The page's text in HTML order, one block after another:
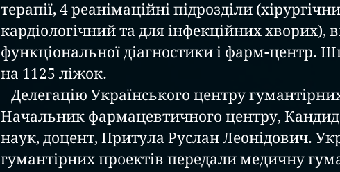
терапії, 4 реанімаційні підрозділи
кардіологічний та для інфекційних хворих),
функціональної діагностики і фарм-центр.
на 1125 ліжок.
Начальник фармацевтичного центру,
наук, доцент, Притула Руслан Леонідович.
гумантірних проектів передали медичну